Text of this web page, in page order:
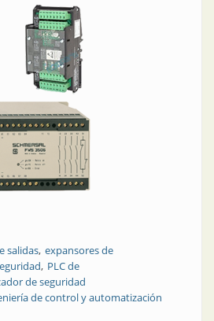
salidas expansores de
PLC de
de seguridad
de control y automatización